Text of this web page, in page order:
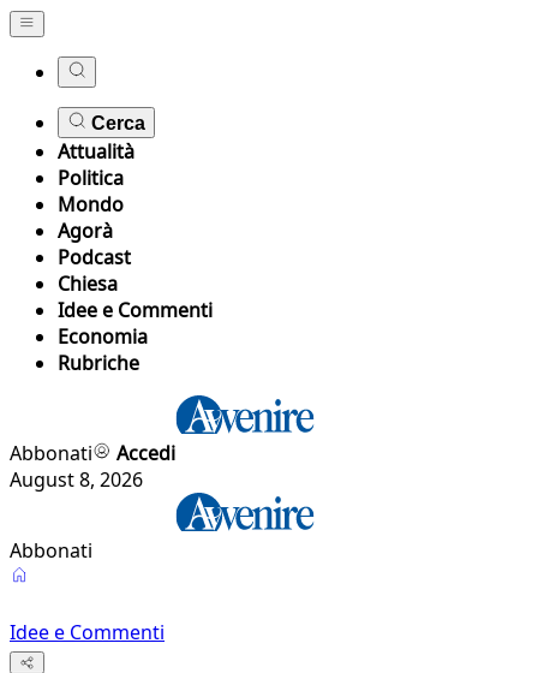
Cerca
Attualità
Politica
Mondo
Agorà
Podcast
Chiesa
Idee e Commenti
Economia
Rubriche
Abbonati
Accedi
August 8, 2026
Abbonati
Idee e Commenti